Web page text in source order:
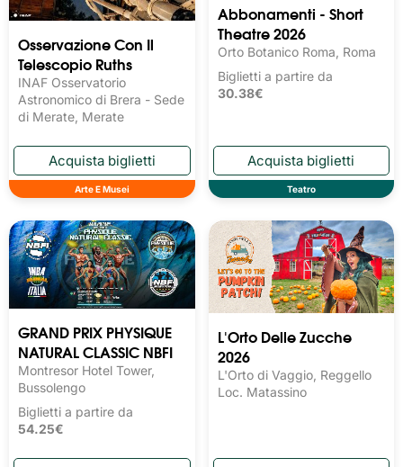
Osservazione Con Il
Telescopio Ruths
INAF Osservatorio
Astronomico di Brera - Sede
di Merate, Merate
Arte E Musei
Abbonamenti - Short
Theatre 2026
Orto Botanico Roma, Roma
Biglietti a partire da
30.38€
Teatro
GRAND PRIX PHYSIQUE
NATURAL CLASSIC NBFI
Montresor Hotel Tower,
Bussolengo
Biglietti a partire da
54.25€
L'Orto Delle Zucche
2026
L'Orto di Vaggio, Reggello
Loc. Matassino